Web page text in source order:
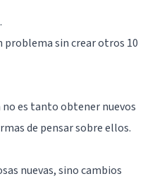
problema sin crear otros 10
es tanto obtener nuevos
de pensar sobre ellos.
nuevas, sino cambios